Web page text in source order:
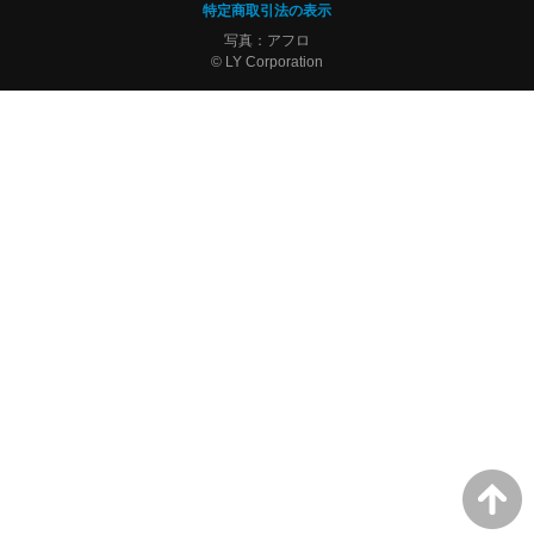
特定商取引法の表示
写真：アフロ
© LY Corporation